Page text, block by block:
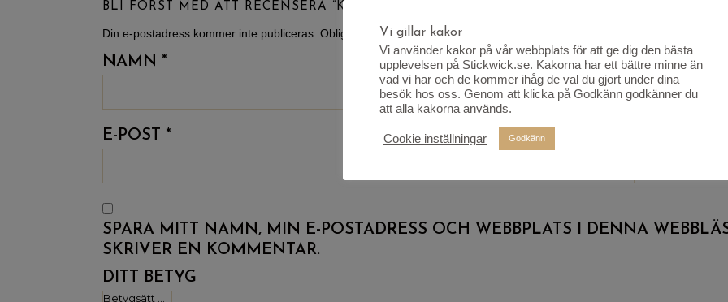
BLI FÖRST MED ATT RECENSERA ”KIT COUTURE HIGHLAND MINI RÅVID 101”
Din e-postadress kommer inte publiceras. Obligatoriska fält är märkta
NAMN *
E-POST *
SPARA MITT NAMN, MIN E-POSTADRESS OCH WEBBPLATS I DENNA
SKRIVER EN KOMMENTAR.
DITT BETYG
Vi gillar kakor
Vi använder kakor på vår webbplats för att ge dig den bästa
upplevelsen på Stickwick.se. Kakorna har ett bättre minne än
vad vi har och de kommer ihåg de val du gjort under dina
besök hos oss. Genom att klicka på Godkänn godkänner du
att alla kakorna används.
Cookie inställningar Godkänn